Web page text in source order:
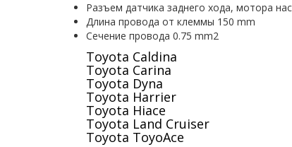
Pазъем датчика заднего хода, мотора
Длина провода от клеммы 150 mm
Сечение провода 0.75 mm2
Toyota Caldina
Toyota Carina
Toyota Dyna
Toyota Harrier
Toyota Hiace
Toyota Land Cruiser
Toyota ToyoAce